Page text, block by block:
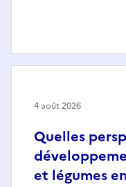
Quelles
et légumes
4 août 2026